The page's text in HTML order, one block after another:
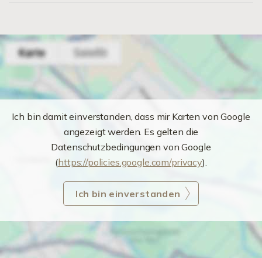
Ich bin damit einverstanden, dass mir Karten von Google
angezeigt werden. Es gelten die
Datenschutzbedingungen von Google
(https://policies.google.com/privacy).
Ich bin einverstanden